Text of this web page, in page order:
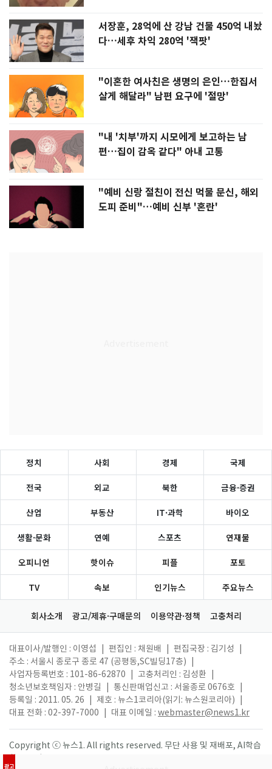
서장훈, 28억에 산 강남 건물 450억 내놨
다…세후 차익 280억 '잭팟'
"이혼한 여사친은 생명의 은인…한집서
살게 해달라" 남편 요구에 '절망'
"내 '치부'까지 시모에게 보고하는 남
편…집이 감옥 같다" 아내 고통
"예비 신랑 절친이 전신 먹물 문신, 해외
도피 준비"…예비 신부 '혼란'
광고
정치 사회 경제 국제
전국 외교 북한 금융·증권
산업 부동산 IT·과학 바이오
생활·문화 연예 스포츠 연재물
오피니언 핫이슈 피플 포토
TV 속보 인기뉴스 주요뉴스
회사소개 광고/제휴·구매문의 이용약관·정책 고충처리
대표이사/발행인 : 이영섭 편집인 : 채원배 편집국장 : 김기성
주소 : 서울시 종로구 종로 47 (공평동,SC빌딩17층)
사업자등록번호 : 101-86-62870
고충처리인 : 김성환
청소년보호책임자 : 안병길
통신판매업신고 : 서울종로 0676호
등록일 : 2011. 05. 26
제호 : 뉴스1코리아(읽기: 뉴스원코리아)
대표 전화 : 02-397-7000
대표 이메일 : webmaster@news1.kr
Copyright ⓒ 뉴스1. All rights reserved. 무단 사용 및 재배포, AI학습
활용 금지.